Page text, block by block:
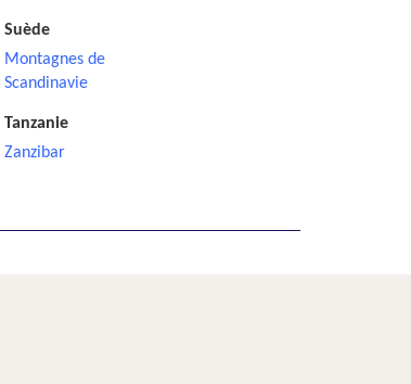
Suède
Montagnes de
Scandinavie
Tanzanie
Zanzibar